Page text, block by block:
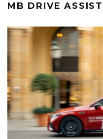
MB DRIVE ASSIST